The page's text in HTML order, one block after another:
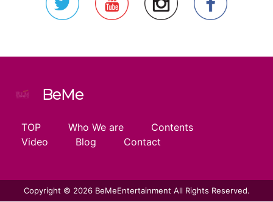
BeMe
TOP Who We are
Contents
Video
Blog Contact
Copyright © 2026 BeMeEntertainment All Rights Reserved.